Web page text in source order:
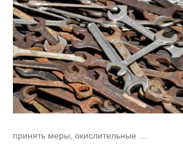
принять меры, окислительные …
Крыма: Что люди вытворяют,